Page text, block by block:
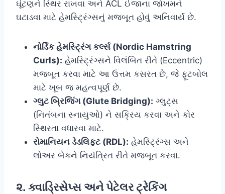
ઘૂંટણને સ્થિર રાખવા અને ACL ઈજાના જોખમને
ઘટાડવા માટે હેમસ્ટ્રિંગ્સનું મજબૂત હોવું અનિવાર્ય છે.
નોર્ડિક હેમસ્ટ્રિંગ કર્લ્સ (Nordic Hamstring
Curls): હેમસ્ટ્રિંગ્સને વિલંબિત રીતે (Eccentric)
મજબૂત કરવા માટે આ ઉત્તમ કસરત છે, જે ફૂટબોલ
માટે ખૂબ જ મહત્વપૂર્ણ છે.
ગ્લુટ બ્રિજિંગ (Glute Bridging): ગ્લુટ્સ
(નિતંબના સ્નાયુઓ) ને સક્રિય કરવા અને કોર
સ્થિરતા વધારવા માટે.
રોમાનિયન ડેડલિફ્ટ (RDL): હેમસ્ટ્રિંગ્સ અને
લોઅર બેકને નિયંત્રિત રીતે મજબૂત કરવા.
૨. ક્વાડ્રિસેપ્સ અને પેટેલર ટ્રેકિંગ